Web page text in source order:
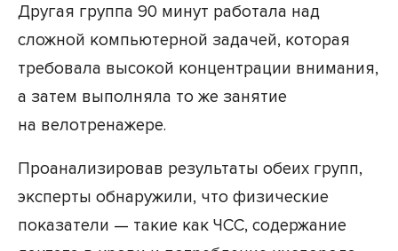
Другая группа 90 минут работала над
сложной компьютерной задачей, которая
требовала высокой концентрации внимания,
а затем выполняла то же занятие
на велотренажере.
Проанализировав результаты обеих групп,
эксперты обнаружили, что физические
показатели — такие как ЧСС, содержание